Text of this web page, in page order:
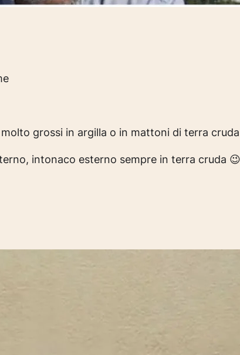
grossi in argilla o in mattoni di terra
intonaco esterno sempre in terra cruda 😉